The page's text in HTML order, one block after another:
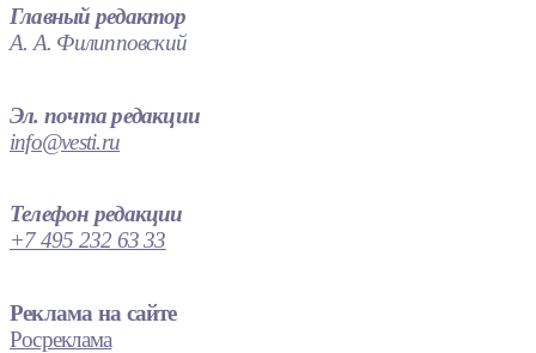
Главный редактор
А. А. Филипповский
Эл. почта редакции
info@vesti.ru
Телефон редакции
+7 495 232 63 33
Реклама на сайте
Росреклама